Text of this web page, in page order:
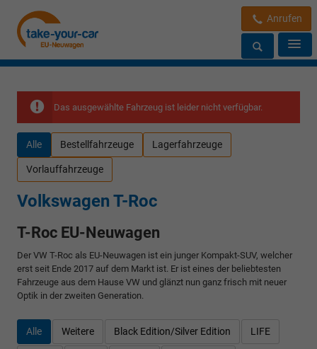
Anrufen
Das ausgewählte Fahrzeug ist leider nicht verfügbar.
Alle Bestellfahrzeuge Lagerfahrzeuge
Vorlauffahrzeuge
Volkswagen T-Roc
T-Roc EU-Neuwagen
Der VW T-Roc als EU-Neuwagen ist ein junger Kompakt-SUV, welcher
erst seit Ende 2017 auf dem Markt ist. Er ist eines der beliebtesten
Fahrzeuge aus dem Hause VW und glänzt nun ganz frisch mit neuer
Optik in der zweiten Generation.
Alle Weitere Black Edition/Silver Edition LIFE